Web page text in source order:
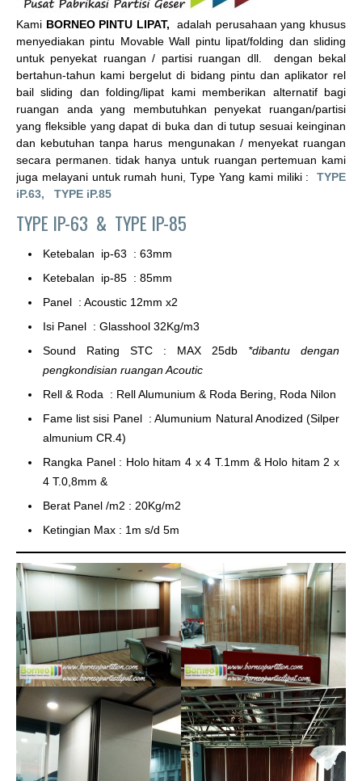
Kami BORNEO PINTU LIPAT, adalah perusahaan yang khusus
menyediakan pintu Movable Wall pintu lipat/folding dan sliding
untuk penyekat ruangan / partisi ruangan dll. dengan bekal
bertahun-tahun kami bergelut di bidang pintu dan aplikator rel
bail sliding dan folding/lipat kami memberikan alternatif bagi
ruangan anda yang membutuhkan penyekat ruangan/partisi
yang fleksible yang dapat di buka dan di tutup sesuai keinginan
dan kebutuhan tanpa harus mengunakan / menyekat ruangan
secara permanen. tidak hanya untuk ruangan pertemuan kami
juga melayani untuk rumah huni, Type Yang kami miliki : TYPE
iP.63, TYPE iP.85
TYPE IP-63 & TYPE IP-85
Ketebalan ip-63 : 63mm
Ketebalan ip-85 : 85mm
Panel : Acoustic 12mm x2
Isi Panel : Glasshool 32Kg/m3
Sound Rating STC : MAX 25db *dibantu dengan
pengkondisian ruangan Acoutic
Rell & Roda : Rell Alumunium & Roda Bering, Roda Nilon
Fame list sisi Panel : Alumunium Natural Anodized (Silper
almunium CR.4)
Rangka Panel : Holo hitam 4 x 4 T.1mm & Holo hitam 2 x
4 T.0,8mm &
Berat Panel /m2 : 20Kg/m2
Ketingian Max : 1m s/d 5m